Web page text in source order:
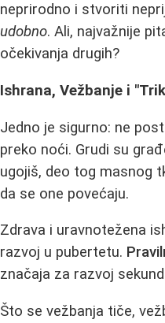
neprirodno i stvoriti
udobno. Ali, najvažnije
očekivanja drugih?
Ishrana, Vežbanje i
Jedno je sigurno: ne
preko noći. Grudi su
ugojiš, deo tog masnog
da se one povećaju.
Zdrava i uravnotežena
razvoj u pubertetu.
značaja za razvoj
Što se vežbanja tiče,